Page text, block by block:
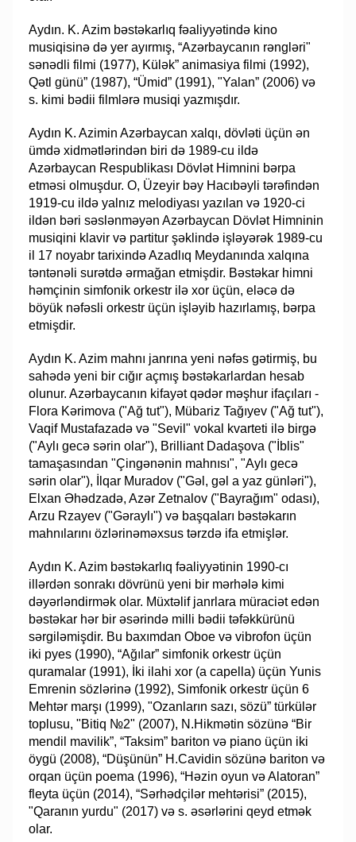
Aydın. K. Azim bəstəkarlıq fəaliyyətində kino
musiqisinə də yer ayırmış, “Azərbaycanın rəngləri"
sənədli filmi (1977), Külək” animasiya filmi (1992),
Qətl günü” (1987), “Ümid” (1991), "Yalan” (2006) və
s. kimi bədii filmlərə musiqi yazmışdır.
Aydın K. Azimin Azərbaycan xalqı, dövləti üçün ən
ümdə xidmətlərindən biri də 1989-cu ildə
Azərbaycan Respublikası Dövlət Himnini bərpa
etməsi olmuşdur. O, Üzeyir bəy Hacıbəyli tərəfindən
1919-cu ildə yalnız melodiyası yazılan və 1920-ci
ildən bəri səslənməyən Azərbaycan Dövlət Himninin
musiqini klavir və partitur şəklində işləyərək 1989-cu
il 17 noyabr tarixində Azadlıq Meydanında xalqına
təntənəli surətdə ərmağan etmişdir. Bəstəkar himni
həmçinin simfonik orkestr ilə xor üçün, eləcə də
böyük nəfəsli orkestr üçün işləyib hazırlamış, bərpa
etmişdir.
Aydın K. Azim mahnı janrına yeni nəfəs gətirmiş, bu
sahədə yeni bir cığır açmış bəstəkarlardan hesab
olunur. Azərbaycanın kifayət qədər məşhur ifaçıları -
Flora Kərimova ("Ağ tut"), Mübariz Tağıyev ("Ağ tut"),
Vaqif Mustafazadə və "Sevil" vokal kvarteti ilə birgə
("Aylı gecə sərin olar"), Brilliant Dadaşova ("İblis"
tamaşasından "Çingənənin mahnısı", "Aylı gecə
sərin olar"), İlqar Muradov ("Gəl, gəl a yaz günləri"),
Elxan Əhədzadə, Azər Zetnalov ("Bayrağım" odası),
Arzu Rzayev ("Gəraylı") və başqaları bəstəkarın
mahnılarını özlərinəməxsus tərzdə ifa etmişlər.
Aydın K. Azim bəstəkarlıq fəaliyyətinin 1990-cı
illərdən sonrakı dövrünü yeni bir mərhələ kimi
dəyərləndirmək olar. Müxtəlif janrlara müraciət edən
bəstəkar hər bir əsərində milli bədii təfəkkürünü
sərgiləmişdir. Bu baxımdan Oboe və vibrofon üçün
iki pyes (1990), “Ağılar” simfonik orkestr üçün
quramalar (1991), İki ilahi xor (a capella) üçün Yunis
Emrenin sözlərinə (1992), Simfonik orkestr üçün 6
Mehtər marşı (1999), "Ozanların sazı, sözü” türkülər
toplusu, "Bitiq №2" (2007), N.Hikmətin sözünə “Bir
mendil mavilik”, “Taksim” bariton və piano üçün iki
öygü (2008), “Düşünün” H.Cavidin sözünə bariton və
orqan üçün poema (1996), “Həzin oyun və Alatoran”
fleyta üçün (2014), “Sərhədçilər mehtərisi” (2015),
"Qaranın yurdu" (2017) və s. əsərlərini qeyd etmək
olar.